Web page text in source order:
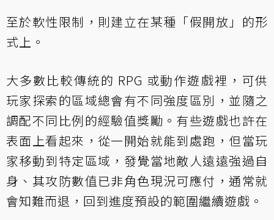
至於軟性限制，則建立在某種「假開放」的形
式上。
大多數比較傳統的 RPG 或動作遊戲裡，可供
玩家探索的區域總會有不同強度區別，並隨之
調配不同比例的經驗值獎勵。有些遊戲也許在
表面上看起來，從一開始就能到處跑，但當玩
家移動到特定區域，發覺當地敵人遠遠強過自
身、其攻防數值已非角色現況可應付，通常就
會知難而退，回到進度預設的範圍繼續遊戲。